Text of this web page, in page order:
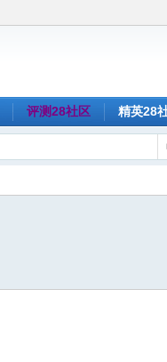
评测28社区 精英28